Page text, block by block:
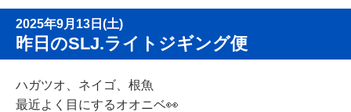
2025年9月13日(土)
昨日のSLJ.ライトジギング便
ハガツオ、ネイゴ、根魚
最近よく目にするオオニベ👀